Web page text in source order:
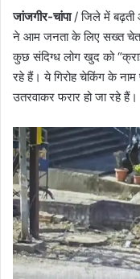
जांजगीर-चांपा/ जिले में बढ़ती
ने आम जनता के लिए सख्त
कुछ संदिग्ध लोग खुद को
रहे हैं। ये गिरोह चेकिंग के
उतरवाकर फरार हो जा रहे हैं।